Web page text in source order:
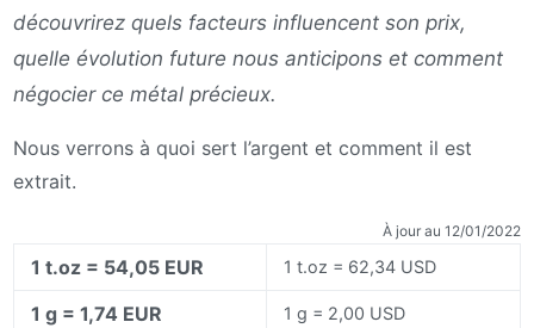
découvrirez quels facteurs influencent son prix,
quelle évolution future nous anticipons et comment
négocier ce métal précieux.
Nous verrons à quoi sert l’argent et comment il est
extrait.
À jour au 12/01/2022
1 t.oz = 54,05 EUR 1 t.oz = 62,34 USD
1 g = 1,74 EUR 1 g = 2,00 USD